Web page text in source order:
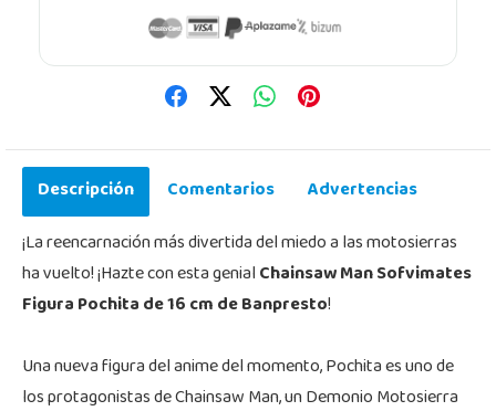
Descripción Comentarios
Advertencias
¡La reencarnación más divertida del miedo a las motosierras
ha vuelto! ¡Hazte con esta genialChainsaw Man Sofvimates
Figura Pochita de 16 cm de Banpresto!
Una nueva figura del anime del momento, Pochita es uno de
los protagonistas de Chainsaw Man, un Demonio Motosierra